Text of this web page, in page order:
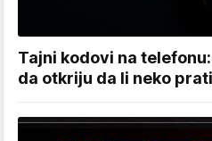
Tajni kodovi na
da otkriju da li neko